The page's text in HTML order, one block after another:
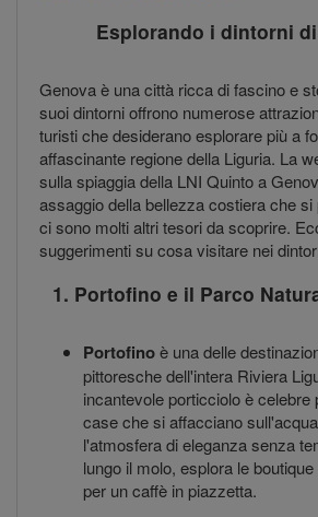
Esplorando i dintorni
Genova è una città ricca di fascino e
suoi dintorni offrono numerose
turisti che desiderano esplorare più a
affascinante regione della Liguria. La
sulla spiaggia della LNI Quinto a
assaggio della bellezza costiera che
ci sono molti altri tesori da scoprire.
suggerimenti su cosa visitare nei
1. Portofino e il Parco
Portofinoè una delle
pittoresche dell'intera Riviera
incantevole porticciolo è celebre
case che si affacciano
l'atmosfera di eleganza senza
lungo il molo, esplora le
per un caffè in piazzetta.